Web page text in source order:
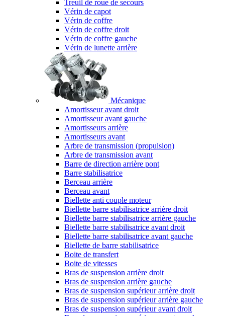
Treuil de roue de secours
Vérin de capot
Vérin de coffre
Vérin de coffre droit
Vérin de coffre gauche
Vérin de lunette arrière
Mécanique
Amortisseur avant droit
Amortisseur avant gauche
Amortisseurs arrière
Amortisseurs avant
Arbre de transmission (propulsion)
Arbre de transmission avant
Barre de direction arrière pont
Barre stabilisatrice
Berceau arrière
Berceau avant
Biellette anti couple moteur
Biellette barre stabilisatrice arrière droit
Biellette barre stabilisatrice arrière gauche
Biellette barre stabilisatrice avant droit
Biellette barre stabilisatrice avant gauche
Biellette de barre stabilisatrice
Boite de transfert
Boite de vitesses
Bras de suspension arrière droit
Bras de suspension arrière gauche
Bras de suspension supérieur arrière droit
Bras de suspension supérieur arrière gauche
Bras de suspension supérieur avant droit